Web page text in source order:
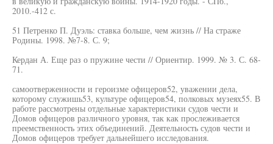
2010.-412 с.
51 Петренко П. Дуэль: ставка больше, чем жизнь // На страже
Родины. 1998. №7-8. С. 9;
Кердан А. Еще раз о пружине чести // Ориентир. 1999. № 3. С. 68-
71.
самоотверженности и героизме офицеров52, уважении дела,
которому служишь53, культуре офицеров54, полковых музеях55. В
работе рассмотрены отдельные характеристики судов чести и
Домов офицеров различного уровня, так как прослеживается
преемственность этих объединений. Деятельность судов чести и
Домов офицеров требует дальнейшего исследования.